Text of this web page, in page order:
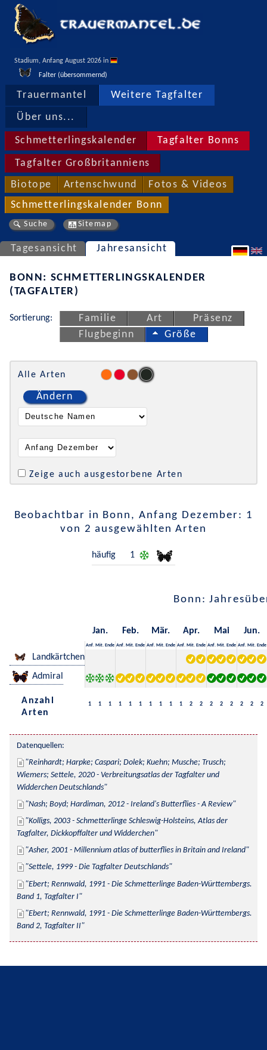
Stadium, Anfang August 2026 in
Falter (übersommernd)
Trauermantel Weitere Tagfalter
Über uns...
Schmetterlingskalender Tagfalter Bonns
Tagfalter Großbritanniens
Biotope Artenschwund Fotos & Videos
Schmetterlingskalender Bonn
Suche Sitemap
Tagesansicht Jahresansicht
BONN: SCHMETTERLINGSKALENDER
(TAGFALTER)
Sortierung: Familie Art
Präsenz
Flugbeginn
Größe
Alle Arten
Ändern
Zeige auch ausgestorbene Arten
Beobachtbar in Bonn, Anfang Dezember: 1
von 2 ausgewählten Arten
häufig 1
Bonn:
Jan. Feb. Mär. Apr. Mai Jun.
Anf. Mit. Ende Anf. Mit. Ende Anf. Mit. Ende Anf. Mit. Ende Anf. Mit. Ende Anf. Mit. Ende
Landkärtchen
Admiral
Anzahl
Arten
1 1 1 1 1 1 1 1 1 1 2 2 2 2 2 2 2 2
Datenquellen:
Reinhardt; Harpke; Caspari; Dolek; Kuehn; Musche; Trusch;
Wiemers; Settele, 2020 - Verbreitungsatlas der Tagfalter und
Widderchen Deutschlands
Nash; Boyd; Hardiman, 2012 - Ireland's Butterflies - A Review
Kolligs, 2003 - Schmetterlinge Schleswig-Holsteins, Atlas der
Tagfalter, Dickkopffalter und Widderchen
Asher, 2001 - Millennium atlas of butterflies in Britain and Ireland
Settele, 1999 - Die Tagfalter Deutschlands
Ebert; Rennwald, 1991 - Die Schmetterlinge Baden-Württembergs.
Band 1, Tagfalter I
Ebert; Rennwald, 1991 - Die Schmetterlinge Baden-Württembergs.
Band 2, Tagfalter II